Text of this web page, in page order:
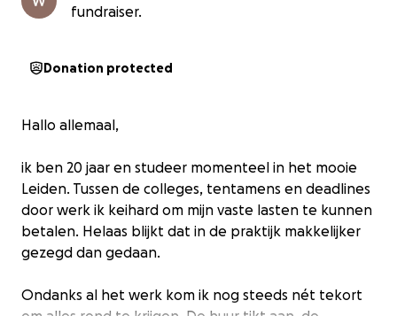
fundraiser.
Donation protected
Hallo allemaal,
ik ben 20 jaar en studeer momenteel in het mooie
Leiden. Tussen de colleges, tentamens en deadlines
door werk ik keihard om mijn vaste lasten te kunnen
betalen. Helaas blijkt dat in de praktijk makkelijker
gezegd dan gedaan.
Ondanks al het werk kom ik nog steeds nét tekort